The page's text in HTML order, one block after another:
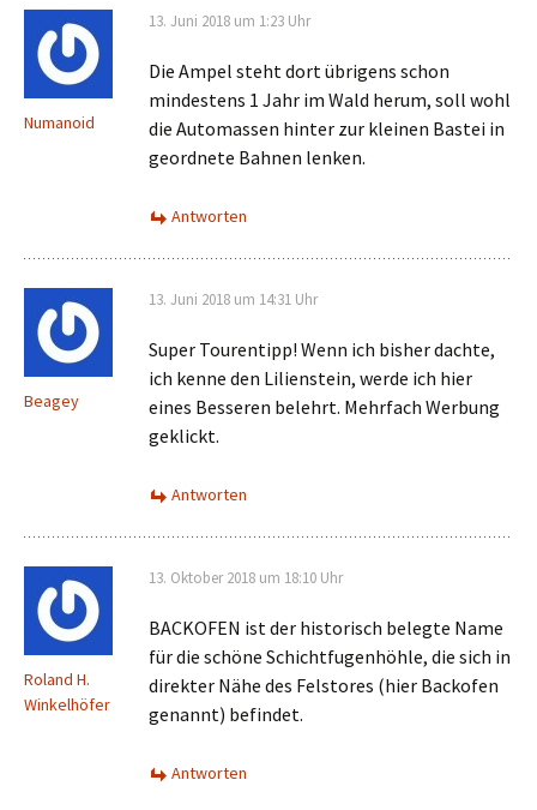
Numanoid
13. Juni 2018 um 1:23 Uhr
Die Ampel steht dort übrigens schon
mindestens 1 Jahr im Wald herum, soll wohl
die Automassen hinter zur kleinen Bastei in
geordnete Bahnen lenken.
Antworten
Beagey
13. Juni 2018 um 14:31 Uhr
Super Tourentipp! Wenn ich bisher dachte,
ich kenne den Lilienstein, werde ich hier
eines Besseren belehrt. Mehrfach Werbung
geklickt.
Antworten
Roland H.
Winkelhöfer
13. Oktober 2018 um 18:10 Uhr
BACKOFEN ist der historisch belegte Name
für die schöne Schichtfugenhöhle, die sich in
direkter Nähe des Felstores (hier Backofen
genannt) befindet.
Antworten